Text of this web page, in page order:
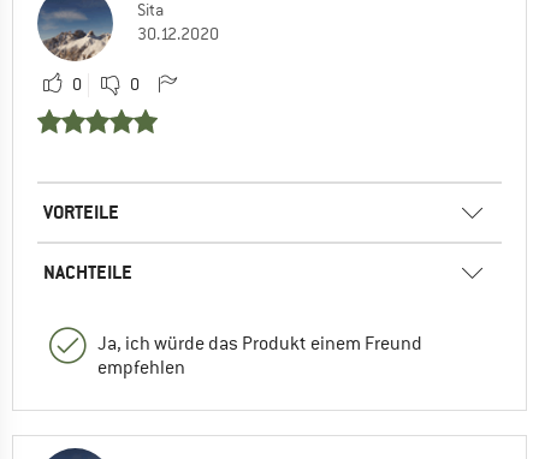
Sita
30.12.2020
0 0
VORTEILE
NACHTEILE
Ja, ich würde das Produkt einem Freund
empfehlen